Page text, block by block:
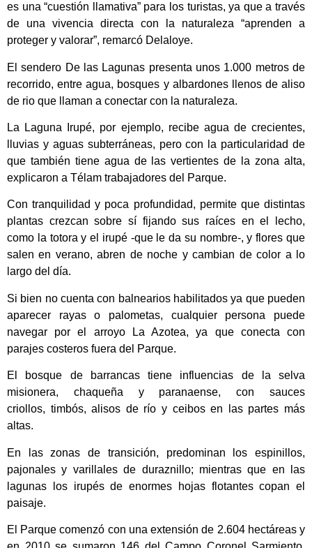
es una “cuestión llamativa” para los turistas, ya que a través
de una vivencia directa con la naturaleza “aprenden a
proteger y valorar”, remarcó Delaloye.
El sendero De las Lagunas presenta unos 1.000 metros de
recorrido, entre agua, bosques y albardones llenos de aliso
de rio que llaman a conectar con la naturaleza.
La Laguna Irupé, por ejemplo, recibe agua de crecientes,
lluvias y aguas subterráneas, pero con la particularidad de
que también tiene agua de las vertientes de la zona alta,
explicaron a Télam trabajadores del Parque.
Con tranquilidad y poca profundidad, permite que distintas
plantas crezcan sobre sí fijando sus raíces en el lecho,
como la totora y el irupé -que le da su nombre-, y flores que
salen en verano, abren de noche y cambian de color a lo
largo del día.
Si bien no cuenta con balnearios habilitados ya que pueden
aparecer rayas o palometas, cualquier persona puede
navegar por el arroyo La Azotea, ya que conecta con
parajes costeros fuera del Parque.
El bosque de barrancas tiene influencias de la selva
misionera, chaqueña y paranaense, con sauces
criollos, timbós, alisos de río y ceibos en las partes más
altas.
En las zonas de transición, predominan los espinillos,
pajonales y varillales de duraznillo; mientras que en las
lagunas los irupés de enormes hojas flotantes copan el
paisaje.
El Parque comenzó con una extensión de 2.604 hectáreas y